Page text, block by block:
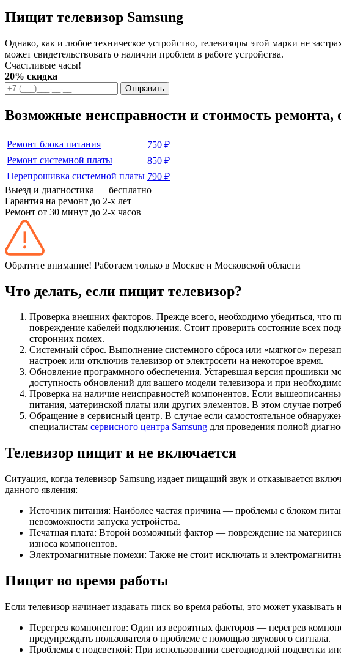
Пищит телевизор Samsung
Однако, как и любое техническое устройство, телевизоры этой марки не
может свидетельствовать о наличии проблем в работе устройства.
Счастливые часы!
20% скидка
Отправить
Возможные неисправности и стоимость ремонта,
Ремонт блока питания
750 ₽
Ремонт системной платы
850 ₽
Перепрошивка системной платы 790 ₽
Выезд и диагностика — бесплатно
Гарантия на ремонт до 2-х лет
Ремонт от 30 минут до 2-х часов
Обратите внимание! Работаем только в Москве и Московской области
Что делать, если пищит телевизор?
Проверка внешних факторов. Прежде всего, необходимо убедиться,
повреждение кабелей подключения. Стоит проверить состояние всех
сторонних помех.
Системный сброс. Выполнение системного сброса или «мягкого»
настроек или отключив телевизор от электросети на некоторое время.
Обновление программного обеспечения. Устаревшая версия прошивки
доступность обновлений для вашего модели телевизора и при
Проверка на наличие неисправностей компонентов. Если
питания, материнской платы или других элементов. В этом случае
Обращение в сервисный центр. В случае если самостоятельное
специалистам сервисного центра Samsung для проведения полной
Телевизор пищит и не включается
Ситуация, когда телевизор Samsung издает пищащий звук и отказывается
данного явления:
Источник питания: Наиболее частая причина — проблемы с блоком
невозможности запуска устройства.
Печатная плата: Второй возможный фактор — повреждение на
износа компонентов.
Электромагнитные помехи: Также не стоит исключать и
Пищит во время работы
Если телевизор начинает издавать писк во время работы, это может указывать
Перегрев компонентов: Один из вероятных факторов — перегрев
предупреждать пользователя о проблеме с помощью звукового сигнала.
Проблемы с подсветкой: При использовании светодиодной подсветки